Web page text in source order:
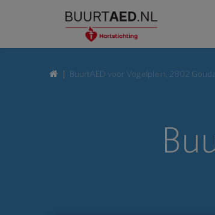
BuurtAED voor Vogelplein, 2802